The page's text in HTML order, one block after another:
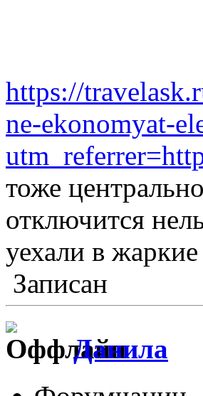
https://
ne-ekonomyat-
тоже
отключится
уехали в
Записан
Данила